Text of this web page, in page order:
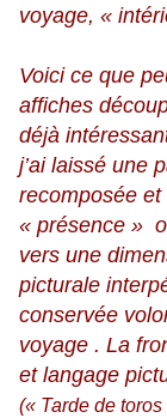
voyage, «
Voici ce que
affiches
déjà
j’ai laissé une
recomposée
« présence »
vers une
picturale
conservée
voyage . La
et langage
(« Tarde de